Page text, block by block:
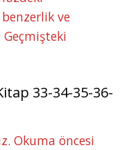
ve
Geçmişteki
33-34-35-36-
Okuma öncesi